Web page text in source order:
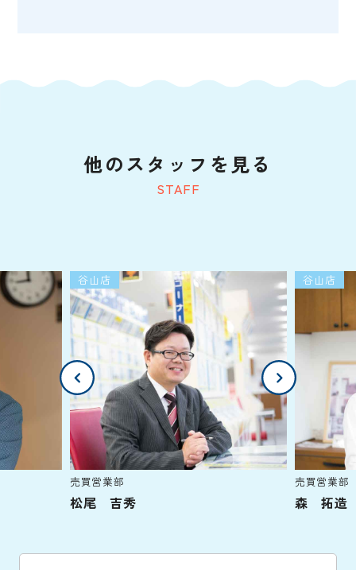
STAFF
他のスタッフを見る
谷山店
売買営業部
松尾 吉秀
谷山店
売買営業部
森 拓造